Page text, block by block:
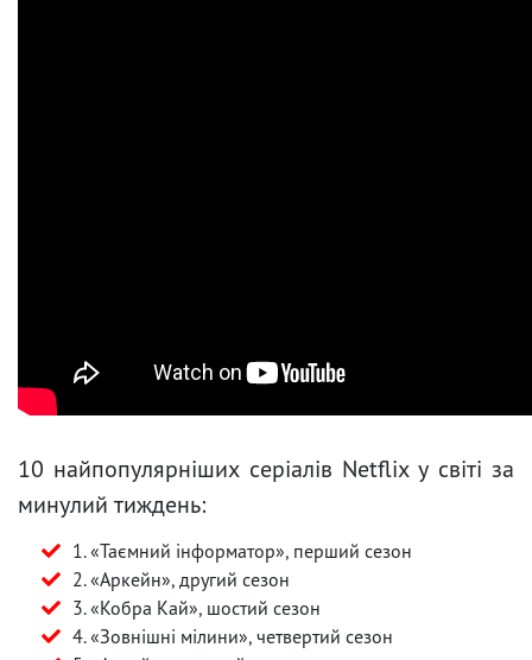
10 найпопулярніших серіалів Netflix у світі за
минулий тиждень:
1. «Таємний інформатор», перший сезон
2. «Аркейн», другий сезон
3. «Кобра Кай», шостий сезон
4. «Зовнішні мілини», четвертий сезон